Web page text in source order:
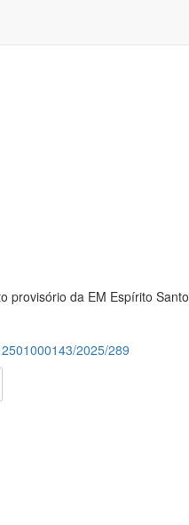
provisório da EM Espírito Santo
2025/289